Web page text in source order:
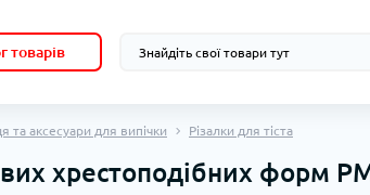
товарів
та аксесуари для випічки Різалки для тіста
хрестоподібних форм